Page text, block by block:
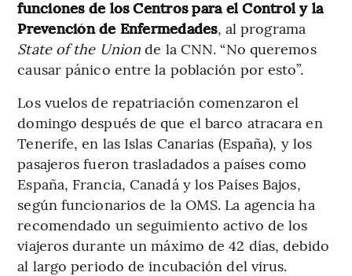
funciones de los Centros para el Control y la
Prevención de Enfermedades, al programa
State of the Union de la CNN. “No queremos
causar pánico entre la población por esto”.
Los vuelos de repatriación comenzaron el
domingo después de que el barco atracara en
Tenerife, en las Islas Canarias (España), y los
pasajeros fueron trasladados a países como
España, Francia, Canadá y los Países Bajos,
según funcionarios de la OMS. La agencia ha
recomendado un seguimiento activo de los
viajeros durante un máximo de 42 días, debido
al largo periodo de incubación del virus.